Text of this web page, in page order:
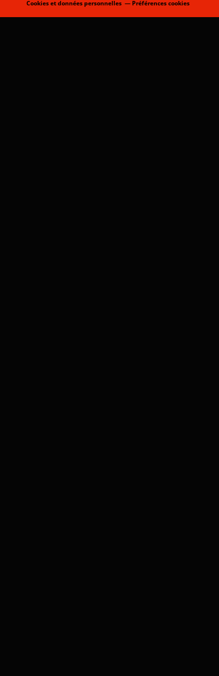
Cookies et données personnelles
Préférences cookies